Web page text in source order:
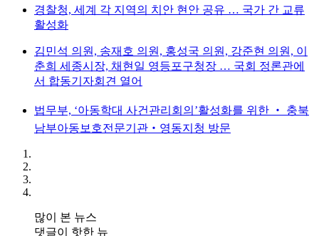
경찰청, 세계 각 지역의 치안 현안 공유 … 국가 간 교류
활성화
김민석 의원, 송재호 의원, 홍성국 의원, 강준현 의원, 이
춘희 세종시장, 채현일 영등포구청장 … 국회 정론관에
서 합동기자회견 열어
법무부, ‘아동학대 사건관리회의’활성화를 위한 ‧ 충북
남부아동보호전문기관‧영동지청 방문
많이 본 뉴스
댓글이 핫한 뉴